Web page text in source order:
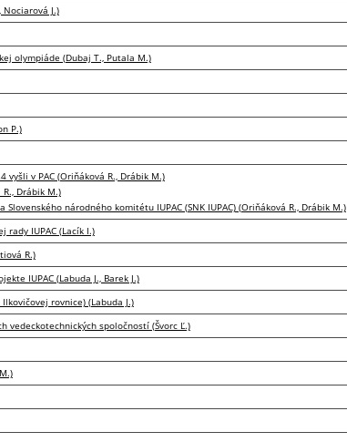
J.)
olympiáde (Dubaj T., Putala M.)
P.)
vyšli v PAC (Oriňáková R., Drábik M.)
Drábik M.)
národného komitétu IUPAC (SNK IUPAC) (Oriňáková R., Drábik M.)
rady IUPAC (Lacík I.)
R.)
IUPAC (Labuda J., Barek J.)
rovnice) (Labuda J.)
vedeckotechnických spoločností (Švorc Ľ.)